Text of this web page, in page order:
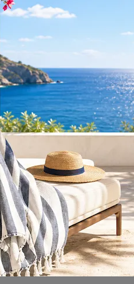
formule di pagamento
Sgabello Apelle?
di pagamento
dello Sgabello Apelle e
più accessibile ai
Materiale
In Cuoio